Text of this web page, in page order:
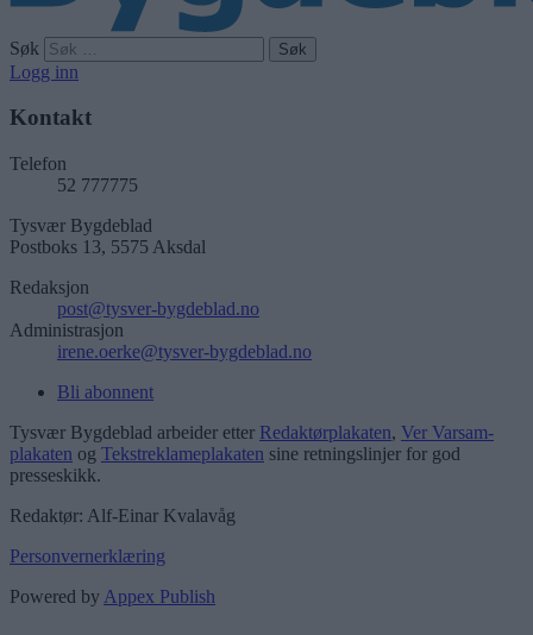
Søk
Logg inn
Kontakt
Telefon
52 777775
Tysvær Bygdeblad
Postboks 13, 5575 Aksdal
Redaksjon
post@tysver-bygdeblad.no
Administrasjon
irene.oerke@tysver-bygdeblad.no
Bli abonnent
Tysvær Bygdeblad arbeider etter Redaktørplakaten, Ver Varsam-
plakaten og Tekstreklameplakaten sine retningslinjer for god
presseskikk.
Redaktør: Alf-Einar Kvalavåg
Personvernerklæring
Powered by Appex Publish